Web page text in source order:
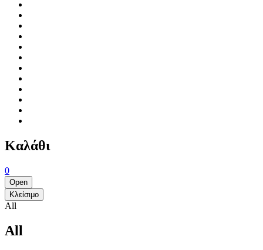
Καλάθι
0
Open
Κλείσιμο
All
All